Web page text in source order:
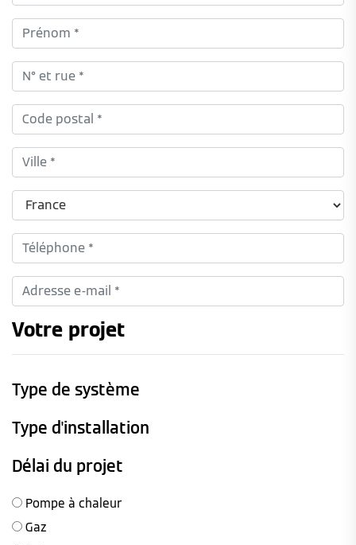
Votre projet
Type de système
Type d'installation
Délai du projet
Pompe à chaleur
Gaz